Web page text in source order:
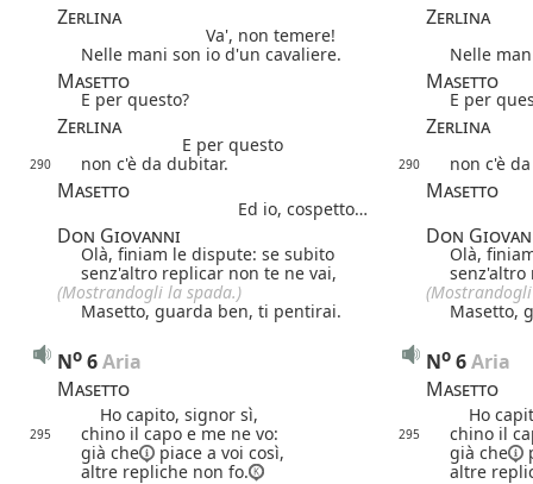
Zerlina Zerlina
Va', non temere!
Nelle mani son io d'un cavaliere.
Nelle
Masetto Masetto
E per questo? E per
Zerlina Zerlina
E per questo
290 non c'è da dubitar. 290 non c'è
Masetto Masetto
Ed io, cospetto…
Don Giovanni Don
Olà, finiam le dispute: se subito
Olà,
senz'altro replicar non te ne vai,
senz'altro
(Mostrandogli la spada.)
Masetto, guarda ben, ti pentirai.
Masetto,
No 6 Aria No 6 Aria
Masetto
Masetto
Ho capito, signor sì, Ho
295 chino il capo e me ne vo: 295
chino il
già che
piace a voi così, già che
altre repliche non fo.
altre